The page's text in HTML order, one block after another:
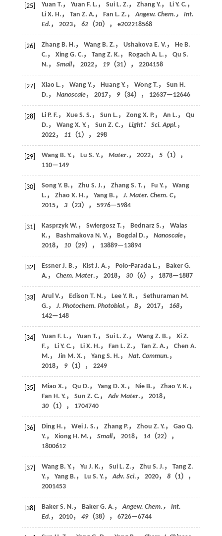
[25]
Yuan T.， Yuan F. L.， Sui L. Z.， Zhang Y.， Li Y. C.，
Li X. H.， Tan Z. A.， Fan L. Z.，Angew. Chem.， Int.
Ed. ， 2023， 62（20）， e202218568
[26]
Zhang B. H.， Wang B. Z.， Ushakova E. V.， He B.
C.， Xing G. C.， Tang Z. K.， Rogach A. L.， Qu S.
N.， Small， 2022， 19（31）， 2204158
[27]
Xiao L.， Wang Y.， Huang Y.， Wong T.， Sun H.
D.， Nanoscale， 2017， 9（34）， 12637—12646
[28]
Li P. F.， Xue S. S.， Sun L.， Zong X. P.， An L.， Qu
D.， Wang X. Y.， Sun Z. C.， Light： Sci. Appl.，
2022， 11（1）， 298
[29] Wang B. Y.， Lu S. Y.， Mater.， 2022， 5（1），
110—149
[30]
Song Y. B.， Zhu S. J.， Zhang S. T.， Fu Y.， Wang
L.， Zhao X. H.， Yang B.， J. Mater. Chem. C，
2015， 3（23）， 5976—5984
[31]
Kasprzyk W.， Swiergosz T.， Bednarz S.， Walas
K.， Bashmakova N. V.， Bogdal D.， Nanoscale，
2018， 10（29）， 13889—13894
[32]
Essner J. B.， Kist J. A.， Polo⁃Parada L.， Baker G.
A.， Chem. Mater.， 2018， 30（6）， 1878—1887
[33]
Arul V.， Edison T. N.， Lee Y. R.， Sethuraman M.
G.， J. Photochem. Photobiol.， B， 2017， 168，
142—148
[34]
Yuan F. L.， Yuan T.， Sui L. Z.， Wang Z. B.， Xi Z.
F.， Li Y. C.， Li X. H.， Fan L. Z.， Tan Z. A.， Chen A.
M.， Jin M. X.， Yang S. H.， Nat. Commun.，
2018， 9（1）， 2249
[35]
Miao X.， Qu D.， Yang D. X.， Nie B.， Zhao Y. K.，
Fan H. Y.， Sun Z. C.，Adv Mater.， 2018，
30（1）， 1704740
[36]
Ding H.， Wei J. S.， Zhang P.， Zhou Z. Y.， Gao Q.
Y.， Xiong H. M.， Small， 2018， 14（22），
1800612
[37]
Wang B. Y.， Yu J. K.， Sui L. Z.， Zhu S. J.， Tang Z.
Y.， Yang B.， Lu S. Y.，Adv. Sci.， 2020， 8（1），
2001453
[38] Baker S. N.， Baker G. A.，Angew. Chem.， Int.
Ed. ， 2010， 49（38）， 6726—6744